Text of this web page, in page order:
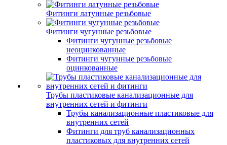
Фитинги латунные резьбовые
Фитинги чугунные резьбовые
Фитинги чугунные резьбовые
неоцинкованные
Фитинги чугунные резьбовые
оцинкованные
Трубы пластиковые канализационные для
внутренних сетей и фитинги
Трубы канализационные пластиковые для
внутренних сетей
Фитинги для труб канализационных
пластиковых для внутренних сетей